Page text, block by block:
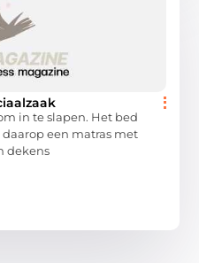
in te slapen. Het bed
een matras met
dekens